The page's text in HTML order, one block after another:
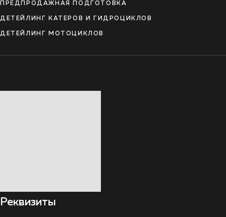
ПРЕДПРОДАЖНАЯ ПОДГОТОВКА
ДЕТЕЙЛИНГ КАТЕРОВ И ГИДРОЦИКЛОВ
ДЕТЕЙЛИНГ МОТОЦИКЛОВ
Реквизиты